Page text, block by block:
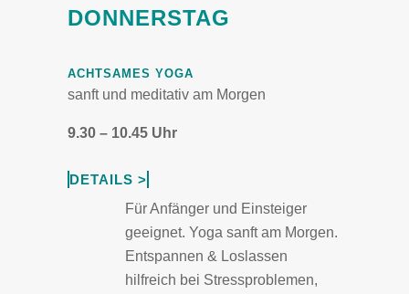
DONNERSTAG
ACHTSAMES YOGA
sanft und meditativ am Morgen
9.30 – 10.45 Uhr
DETAILS >
Für Anfänger und Einsteiger
geeignet. Yoga sanft am Morgen.
Entspannen & Loslassen
hilfreich bei Stressproblemen,